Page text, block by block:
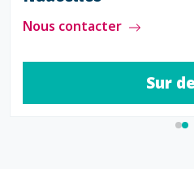
Nous contacter